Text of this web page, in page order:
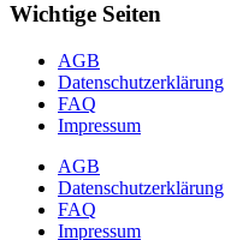
Wichtige Seiten
AGB
Datenschutzerklärung
FAQ
Impressum
AGB
Datenschutzerklärung
FAQ
Impressum